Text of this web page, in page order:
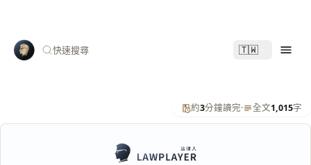
快速搜尋 🇹🇼
約3分鐘讀完· 全文1,015字